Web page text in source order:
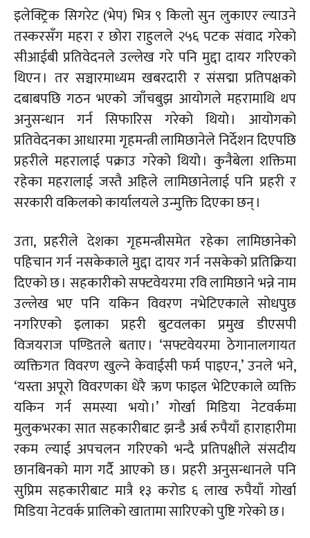
इलेक्ट्रिक सिगरेट (भेप) भित्र ९ किलो सुन लुकाएर ल्याउने
तस्करसँग महरा र छोरा राहुलले २५६ पटक संवाद गरेको
सीआईबी प्रतिवेदनले उल्लेख गरे पनि मुद्दा दायर गरिएको
थिएन । तर सञ्चारमाध्यम खबरदारी र संसद्मा प्रतिपक्षको
दबाबपछि गठन भएको जाँचबुझ आयोगले महरामाथि थप
अनुसन्धान गर्न सिफारिस गरेको थियो । आयोगको
प्रतिवेदनका आधारमा गृहमन्त्री लामिछानेले निर्देशन दिएपछि
प्रहरीले महरालाई पक्राउ गरेको थियो । कुनैबेला शक्तिमा
रहेका महरालाई जस्तै अहिले लामिछानेलाई पनि प्रहरी र
सरकारी वकिलको कार्यालयले उन्मुक्ति दिएका छन् ।
उता, प्रहरीले देशका गृहमन्त्रीसमेत रहेका लामिछानेको
पहिचान गर्न नसकेकाले मुद्दा दायर गर्न नसकेको प्रतिक्रिया
दिएको छ । सहकारीको सफ्टवेयरमा रवि लामिछाने भन्ने नाम
उल्लेख भए पनि यकिन विवरण नभेटिएकाले सोधपुछ
नगरिएको इलाका प्रहरी बुटवलका प्रमुख डीएसपी
विजयराज पण्डितले बताए । ‘सफ्टवेयरमा ठेगानालगायत
व्यक्तिगत विवरण खुल्ने केवाईसीफर्म पाइएन,’ उनले भने,
‘यस्ता अपूरो विवरणका धेरै ऋण फाइल भेटिएकाले व्यक्ति
यकिन गर्न समस्या भयो ।’ गोर्खा मिडिया नेटवर्कमा
मुलुकभरका सात सहकारीबाट झन्डै अर्ब रुपैयाँ हाराहारीमा
रकम ल्याई अपचलन गरिएको भन्दै प्रतिपक्षीले संसदीय
छानबिनको माग गर्दै आएको छ । प्रहरी अनुसन्धानले पनि
सुप्रिम सहकारीबाट मात्रै १३ करोड ६ लाख रुपैयाँ गोर्खा
मिडिया नेटवर्क प्रालिको खातामा सारिएको पुष्टि गरेको छ ।